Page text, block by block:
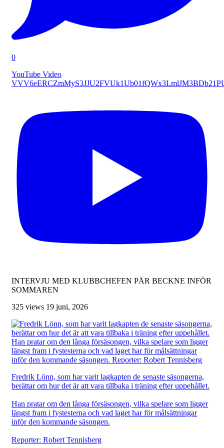
0
YouTube Video
INTERVJU MED KLUBBCHEFEN PÄR BECKNE INFÖR
SOMMAREN
325 views 19 juni, 2026
Fredrik Lönn, som har varit lagkapten de senaste säsongerna,
berättar om hur det är att vara tillbaka i träning efter uppehållet.
Han pratar om den långa försäsongen, vilka spelare som ligger
längst fram i fystesterna och vad laget har för målsättningar
inför den kommande säsongen.
Reporter: Robert Tennisberg